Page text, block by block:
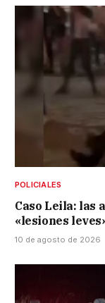
POLICIALES
Caso Leila: las
«lesiones
10 de agosto de 2026